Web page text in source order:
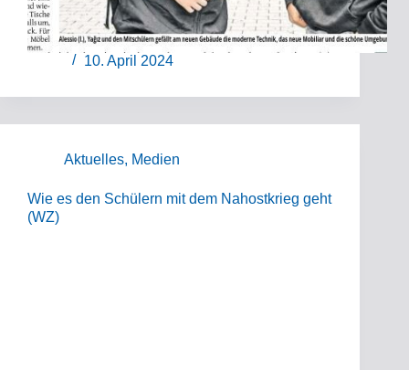
10. April 2024
Aktuelles, Medien
Wie es den Schülern mit dem Nahostkrieg geht
(WZ)